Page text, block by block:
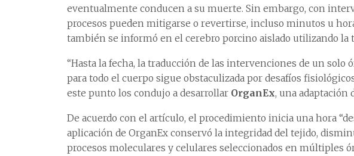
eventualmente conducen a su muerte. Sin embargo, con
procesos pueden mitigarse o revertirse, incluso minutos u
también se informó en el cerebro porcino aislado utilizando la
“Hasta la fecha, la traducción de las intervenciones de un solo
para todo el cuerpo sigue obstaculizada por desafíos
este punto los condujo a desarrollar OrganEx, una adaptación
De acuerdo con el artículo, el procedimiento inicia una hora
aplicación de OrganEx conservó la integridad del tejido,
procesos moleculares y celulares seleccionados en múltiples